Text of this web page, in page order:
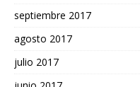
septiembre 2017
agosto 2017
julio 2017